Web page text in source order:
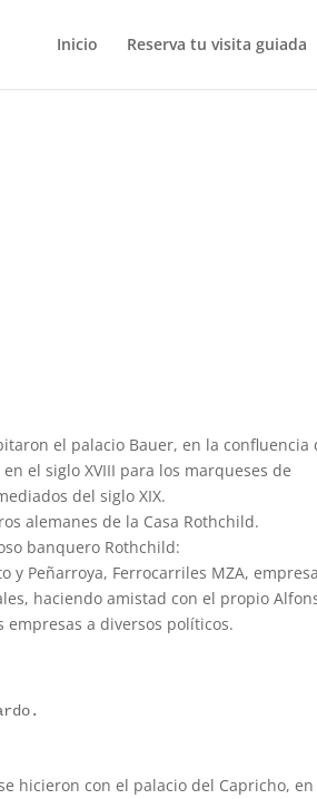
Inicio Reserva tu visita guiada
el palacio Bauer, en la confluencia
el siglo XVIII para los marqueses de
del siglo XIX.
alemanes de la Casa Rothchild.
banquero Rothchild:
y Peñarroya, Ferrocarriles MZA,
haciendo amistad con el propio
a diversos políticos.
hicieron con el palacio del Capricho, en